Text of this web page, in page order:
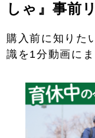
しゃ』事前
購入前に知りた
識を1分動画にま